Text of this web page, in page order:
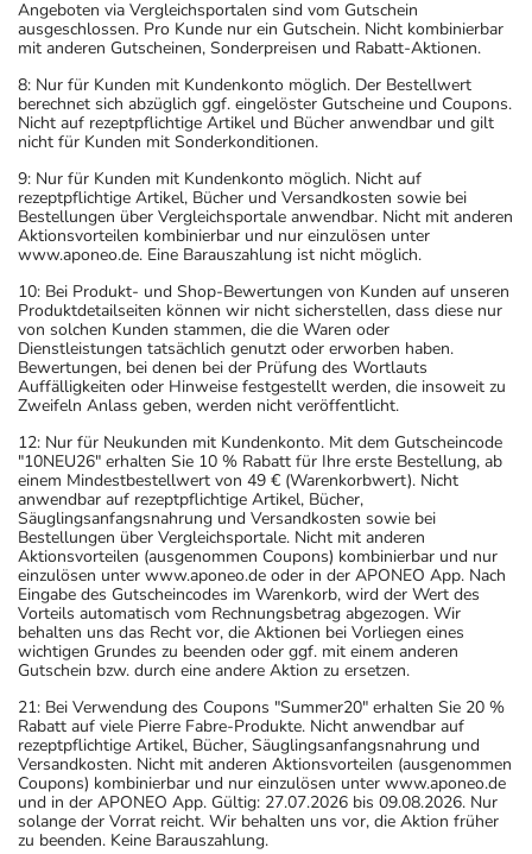
Angeboten via Vergleichsportalen sind vom Gutschein
ausgeschlossen. Pro Kunde nur ein Gutschein. Nicht kombinierbar
mit anderen Gutscheinen, Sonderpreisen und Rabatt-Aktionen.
8: Nur für Kunden mit Kundenkonto möglich. Der Bestellwert
berechnet sich abzüglich ggf. eingelöster Gutscheine und Coupons.
Nicht auf rezeptpflichtige Artikel und Bücher anwendbar und gilt
nicht für Kunden mit Sonderkonditionen.
9: Nur für Kunden mit Kundenkonto möglich. Nicht auf
rezeptpflichtige Artikel, Bücher und Versandkosten sowie bei
Bestellungen über Vergleichsportale anwendbar. Nicht mit anderen
Aktionsvorteilen kombinierbar und nur einzulösen unter
www.aponeo.de. Eine Barauszahlung ist nicht möglich.
10: Bei Produkt- und Shop-Bewertungen von Kunden auf unseren
Produktdetailseiten können wir nicht sicherstellen, dass diese nur
von solchen Kunden stammen, die die Waren oder
Dienstleistungen tatsächlich genutzt oder erworben haben.
Bewertungen, bei denen bei der Prüfung des Wortlauts
Auffälligkeiten oder Hinweise festgestellt werden, die insoweit zu
Zweifeln Anlass geben, werden nicht veröffentlicht.
12: Nur für Neukunden mit Kundenkonto. Mit dem Gutscheincode
"10NEU26" erhalten Sie 10 % Rabatt für Ihre erste Bestellung, ab
einem Mindestbestellwert von 49 € (Warenkorbwert). Nicht
anwendbar auf rezeptpflichtige Artikel, Bücher,
Säuglingsanfangsnahrung und Versandkosten sowie bei
Bestellungen über Vergleichsportale. Nicht mit anderen
Aktionsvorteilen (ausgenommen Coupons) kombinierbar und nur
einzulösen unter www.aponeo.de oder in der APONEO App. Nach
Eingabe des Gutscheincodes im Warenkorb, wird der Wert des
Vorteils automatisch vom Rechnungsbetrag abgezogen. Wir
behalten uns das Recht vor, die Aktionen bei Vorliegen eines
wichtigen Grundes zu beenden oder ggf. mit einem anderen
Gutschein bzw. durch eine andere Aktion zu ersetzen.
21: Bei Verwendung des Coupons "Summer20" erhalten Sie 20 %
Rabatt auf viele Pierre Fabre-Produkte. Nicht anwendbar auf
rezeptpflichtige Artikel, Bücher, Säuglingsanfangsnahrung und
Versandkosten. Nicht mit anderen Aktionsvorteilen (ausgenommen
Coupons) kombinierbar und nur einzulösen unter www.aponeo.de
und in der APONEO App. Gültig: 27.07.2026 bis 09.08.2026. Nur
solange der Vorrat reicht. Wir behalten uns vor, die Aktion früher
zu beenden. Keine Barauszahlung.